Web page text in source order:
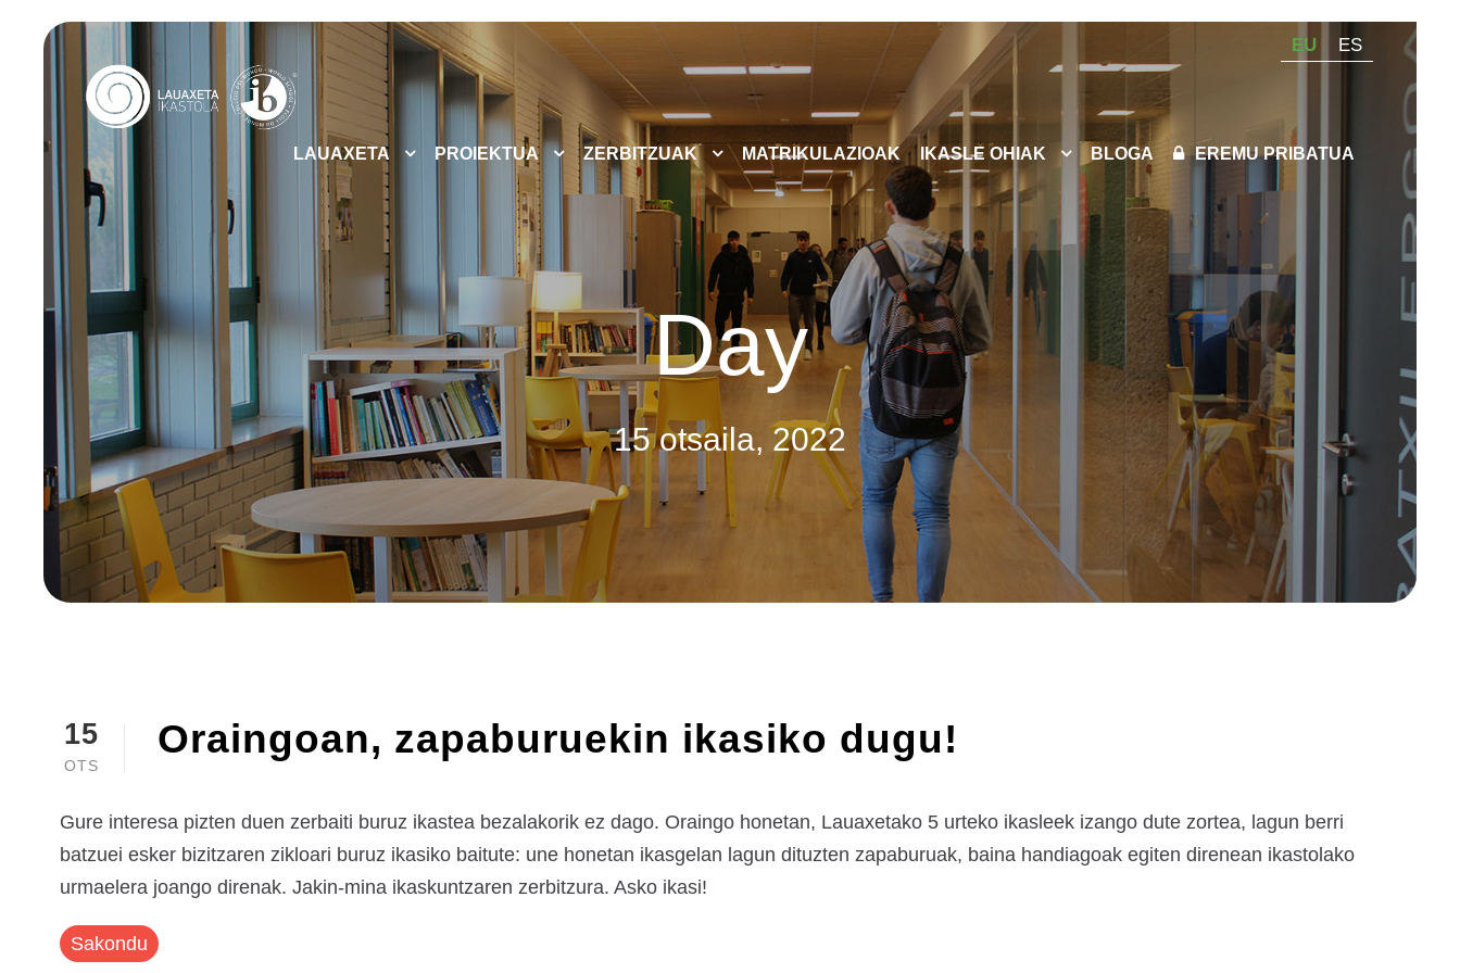
EU ES
LAUAXETA PROIEKTUA ZERBITZUAK MATRIKULAZIOAK IKASLE OHIAK BLOGA EREMU PRIBATUA
Day
15 otsaila, 2022
15
OTS
Oraingoan, zapaburuekin ikasiko dugu!
Gure interesa pizten duen zerbaiti buruz ikastea bezalakorik ez dago. Oraingo honetan, Lauaxetako 5 urteko ikasleek izango dute zortea, lagun berri
batzuei esker bizitzaren zikloari buruz ikasiko baitute: une honetan ikasgelan lagun dituzten zapaburuak, baina handiagoak egiten direnean ikastolako
urmaelera joango direnak. Jakin-mina ikaskuntzaren zerbitzura. Asko ikasi!
Sakondu